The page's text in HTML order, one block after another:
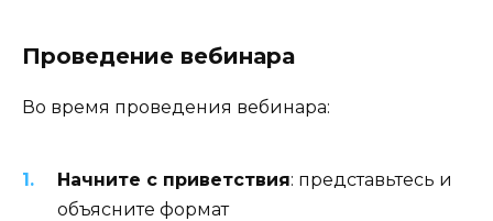
Проведение вебинара
Во время проведения вебинара:
Начните с приветствия: представьтесь и
объясните формат